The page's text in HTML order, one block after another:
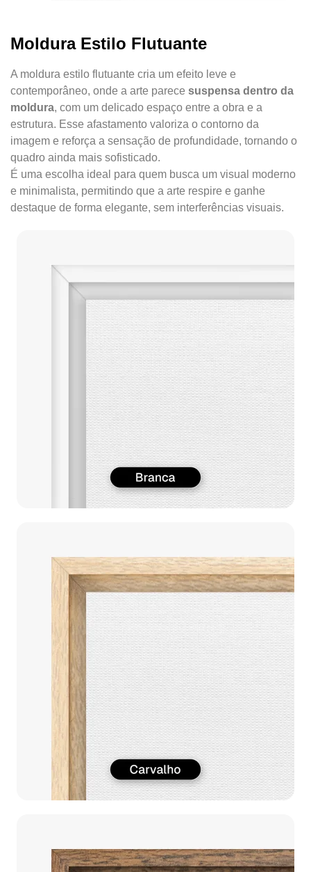
Moldura Estilo Flutuante
A moldura estilo flutuante cria um efeito leve e
contemporâneo, onde a arte parece suspensa dentro da
moldura, com um delicado espaço entre a obra e a
estrutura. Esse afastamento valoriza o contorno da
imagem e reforça a sensação de profundidade, tornando o
quadro ainda mais sofisticado.
É uma escolha ideal para quem busca um visual moderno
e minimalista, permitindo que a arte respire e ganhe
destaque de forma elegante, sem interferências visuais.